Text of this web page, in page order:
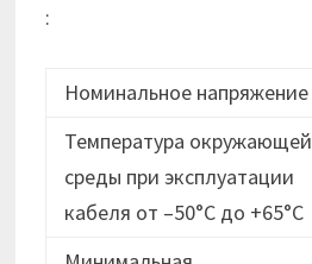
:
Номинальное напряжение
Температура окружающей
среды при эксплуатации
кабеля от –50°C до +65°C